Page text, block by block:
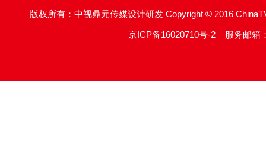
版权所有：中视鼎元传媒设计研发 Copyright © 2016
京ICP备16020710号-2 服务邮箱